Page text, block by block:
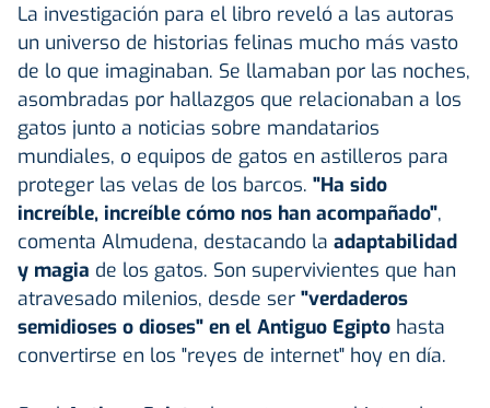
La investigación para el libro reveló a las autoras
un universo de historias felinas mucho más vasto
de lo que imaginaban. Se llamaban por las noches,
asombradas por hallazgos que relacionaban a los
gatos junto a noticias sobre mandatarios
mundiales, o equipos de gatos en astilleros para
proteger las velas de los barcos. "Ha sido
increíble, increíble cómo nos han acompañado",
comenta Almudena, destacando la adaptabilidad
y magia de los gatos. Son supervivientes que han
atravesado milenios, desde ser "verdaderos
semidioses o dioses" en el Antiguo Egipto hasta
convertirse en los "reyes de internet" hoy en día.